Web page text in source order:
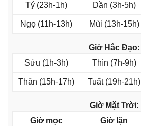
Tý (23h-1h)
Dần (3h-5h)
Ngọ (11h-13h) Mùi (13h-15h)
Giờ Hắc Đạo:
Sửu (1h-3h)
Thìn (7h-9h)
Thân (15h-17h) Tuất (19h-21h)
Giờ Mặt Trời:
Giờ mọc
Giờ lặn